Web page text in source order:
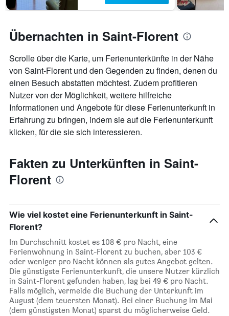
dem
anzeigt
Das
hat
1
Y-
Achse,
die
den
durchschnittlichen
Zimmerpreis
anzeigt
Übernachten in Saint-Florent
Scrolle über die Karte, um Ferienunterkünfte in der Nähe
von Saint-Florent und den Gegenden zu finden, denen du
einen Besuch abstatten möchtest. Zudem profitieren
Nutzer von der Möglichkeit, weitere hilfreiche
Informationen und Angebote für diese Ferienunterkunft in
Erfahrung zu bringen, indem sie auf die Ferienunterkunft
klicken, für die sie sich interessieren.
Fakten zu Unterkünften in Saint-
Florent
Wie viel kostet eine Ferienunterkunft in Saint-
Florent?
Im Durchschnitt kostet es 108 € pro Nacht, eine
Ferienwohnung in Saint-Florent zu buchen, aber 103 €
oder weniger pro Nacht können als gutes Angebot gelten.
Die günstigste Ferienunterkunft, die unsere Nutzer kürzlich
in Saint-Florent gefunden haben, lag bei 49 € pro Nacht.
Falls möglich, vermeide die Buchung der Unterkunft im
August (dem teuersten Monat). Bei einer Buchung im Mai
(dem günstigsten Monat) sparst du möglicherweise Geld.